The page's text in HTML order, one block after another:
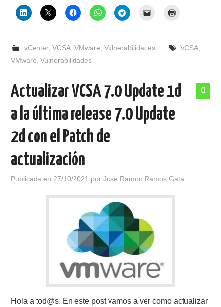
vCenter, VCSA, VMware Vulnerabilidades VCSA,
VMware ,Vulnerabilidades
0
Actualizar VCSA 7.0 Update 1d
a la última release 7.0 Update
2d con el Patch de
actualización
Publicada en 27/10/2021 porJose Ramon Ramos Gata
Hola a tod@s. En este post vamos a ver como actualizar